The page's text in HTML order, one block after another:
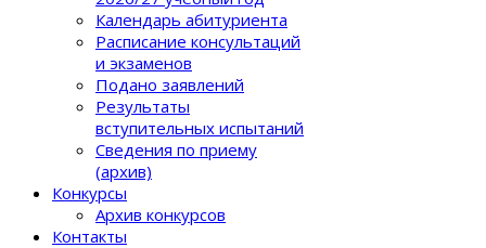
Календарь абитуриента
Расписание консультаций
и экзаменов
Подано заявлений
Результаты
вступительных испытаний
Сведения по приему
(архив)
Конкурсы
Архив конкурсов
Контакты